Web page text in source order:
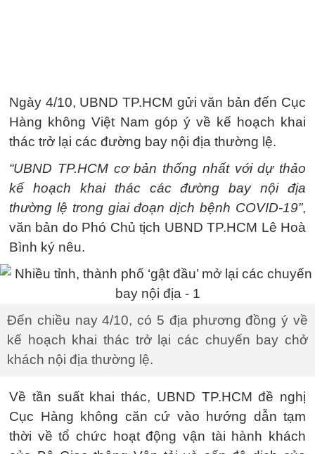
Ngày 4/10, UBND TP.HCM gửi văn bản đến Cục
Hàng không Việt Nam góp ý về kế hoạch khai
thác trở lại các đường bay nội địa thường lệ.
“UBND TP.HCM cơ bản thống nhất với dự thảo
kế hoạch khai thác các đường bay nội địa
thường lệ trong giai đoạn dịch bệnh COVID-19”,
văn bản do Phó Chủ tịch UBND TP.HCM Lê Hoà
Bình ký nêu.
Đến chiều nay 4/10, có 5 địa phương đồng ý về
kế hoạch khai thác trở lại các chuyến bay chở
khách nội địa thường lệ.
Về tần suất khai thác, UBND TP.HCM đề nghị
Cục Hàng không căn cứ vào hướng dẫn tạm
thời về tổ chức hoạt động vận tài hành khách